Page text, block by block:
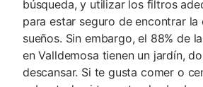
búsqueda, y utilizar los filtros
para estar seguro de encontrar la
sueños. Sin embargo, el 88% de
en Valldemosa tienen un jardín,
descansar. Si te gusta comer o